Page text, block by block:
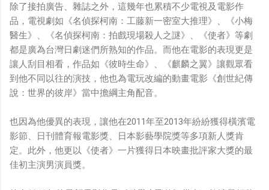
除了接拍廣告、雜誌之外，這幾年也累積不少電視及電影作
品，電視劇如《名偵探柯南：工藤新一密室大推理》、《小梅
醫生》、《名偵探柯南：拍戲現場殺人之謎》、《使者》等劇
都是廣為台灣日劇迷們所熟知的作品。而他在電影的表現更是
讓人刮目相看，作品如《彼時生命》、《麒麟之翼》讓觀眾看
到他不同以往的演技，他也為電玩改編的動畫電影《創世紀傳
說：世界的彼岸》當中擔綱主角配音。
也因為他優異的表現，讓他在2011年至2013年紛紛獲得橫濱電
影節、日刊體育報電影獎、日本影藝學院獎等多項新人獎肯
定。此外，他更以《使者》一片獲得日本映畫批評家大獎的最
佳初主演男演員獎。